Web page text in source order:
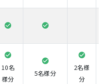
10名
様分
5名様分
2名様
分